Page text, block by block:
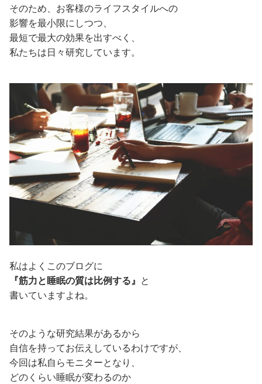
そのため、お客様のライフスタイルへの
影響を最小限にしつつ、
最短で最大の効果を出すべく、
私たちは日々研究しています。
私はよくこのブログに
『筋力と睡眠の質は比例する』 と
書いていますよね。
そのような研究結果があるから
自信を持ってお伝えしているわけですが、
今回は私自らモニターとなり、
どのくらい睡眠が変わるのか